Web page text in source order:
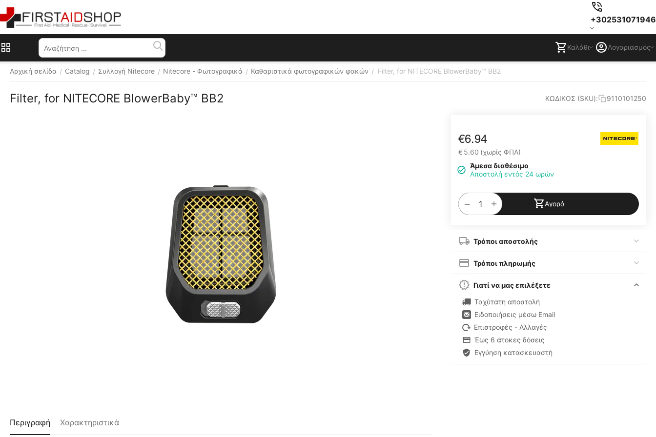
+302531071946
Καλάθι Λογαριασμός
Αρχική σελίδα / Catalog / Συλλογή Nitecore / Nitecore - Φωτογραφικά / Καθαριστικά φωτογραφικών φακών / Filter, for NITECORE BlowerBaby™ BB2
Filter, for NITECORE BlowerBaby™ BB2 ΚΩΔΙΚΟΣ (SKU): 9110101250
€6.94
€5.60 (χωρίς ΦΠΑ)
Άμεσα διαθέσιμο
Αποστολή εντός 24 ωρών
+
− Αγορά
Τρόποι αποστολής
Τρόποι πληρωμής
Γιατί να μας επιλέξετε
Ταχύτατη αποστολή
Ειδοποιήσεις μέσω Email
Επιστροφές - Αλλαγές
Έως 6 άτοκες δόσεις
Εγγύηση κατασκευαστή
Περιγραφή Χαρακτηριστικά